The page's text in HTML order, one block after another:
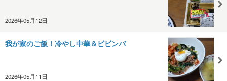
2026年05月12日
我が家のご飯！冷やし中華＆ビビンバ
2026年05月11日